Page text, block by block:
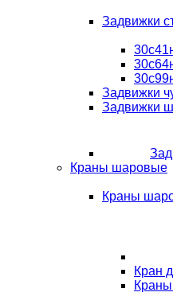
Задвижки
Задвижки
Задвижки
Краны шаровые
Краны
Кран